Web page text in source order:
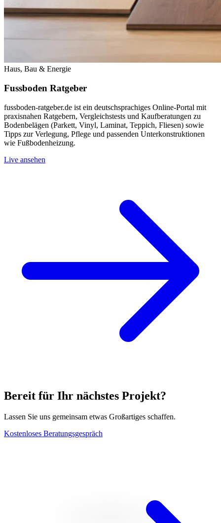
Haus, Bau & Energie
Fussboden Ratgeber
fussboden-ratgeber.de ist ein deutschsprachiges Online-Portal mit
praxisnahen Ratgebern, Vergleichstests und Kaufberatungen zu
Bodenbelägen (Parkett, Vinyl, Laminat, Teppich, Fliesen) sowie
Tipps zur Verlegung, Pflege und passenden Unterkonstruktionen
wie Fußbodenheizung.
Live ansehen
Bereit für Ihr nächstes Projekt?
Lassen Sie uns gemeinsam etwas Großartiges schaffen.
Kostenloses Beratungsgespräch